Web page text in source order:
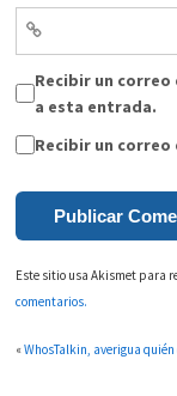
Recibir un
a esta entrada.
Recibir un
Este sitio usa Akismet para
comentarios.
«WhosTalkin, averigua